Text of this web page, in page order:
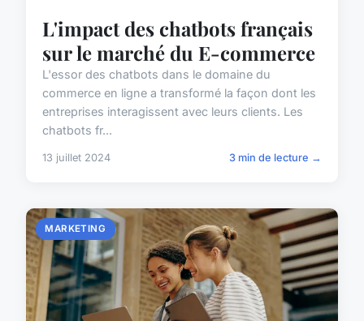
L'impact des chatbots français
sur le marché du E-commerce
L'essor des chatbots dans le domaine du
commerce en ligne a transformé la façon dont les
entreprises interagissent avec leurs clients. Les
chatbots fr...
13 juillet 2024 3 min de lecture →
MARKETING